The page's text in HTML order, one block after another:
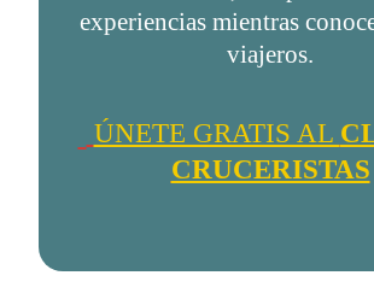
experiencias mientras
viajeros.
ÚNETE GRATIS AL
CRUCERISTAS